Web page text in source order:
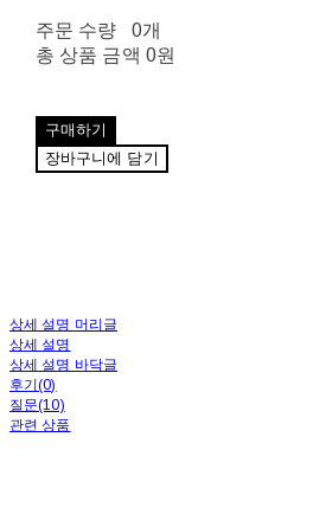
주문 수량
0개
총 상품 금액 0원
구매하기
장바구니에 담기
상세 설명 머리글
상세 설명
상세 설명 바닥글
후기(0)
질문(10)
관련 상품